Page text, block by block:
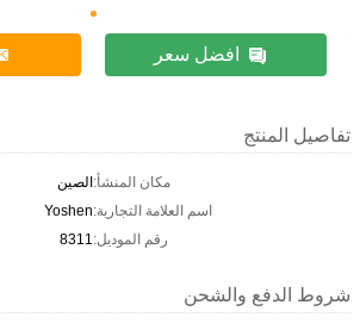
افضل سعر
تفاصيل المنتج
مكان المنشأ:الصين
اسم العلامة التجارية:Yoshen
رقم الموديل:8311
شروط الدفع والشحن